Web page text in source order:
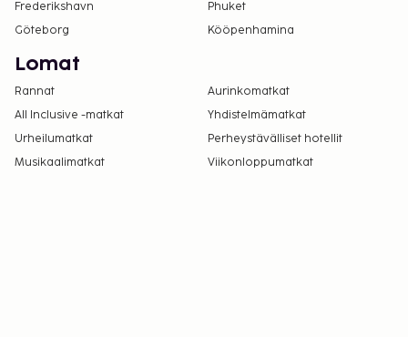
Frederikshavn
Phuket
Göteborg
Kööpenhamina
Lomat
Rannat
Aurinkomatkat
All Inclusive -matkat
Yhdistelmämatkat
Urheilumatkat
Perheystävälliset hotellit
Musikaalimatkat
Viikonloppumatkat